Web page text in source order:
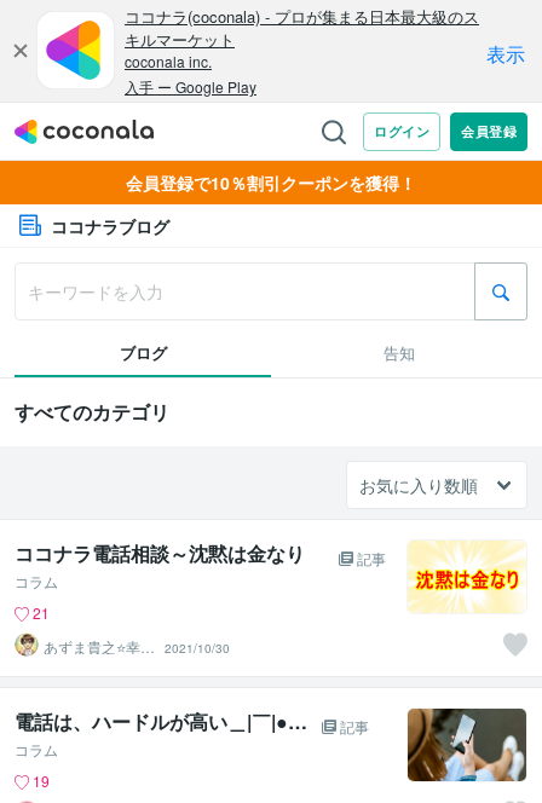
会員登録で10％割引クーポンを獲得！
ココナラブログ
ブログ 告知
すべてのカテゴリ
ココナラ電話相談～沈黙は金なり
記事
コラム
21
あずま貴之⭐幸せ
自分軸の生き方
育成コーチ
2021/10/30
電話は、ハードルが高い＿|￣|●…
記事
コラム
19